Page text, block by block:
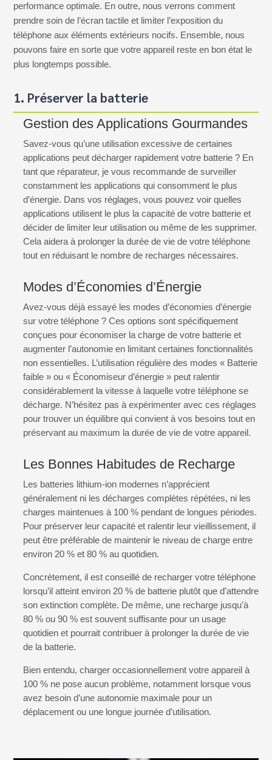
performance optimale. En outre, nous verrons comment
prendre soin de l’écran tactile et limiter l’exposition du
téléphone aux éléments extérieurs nocifs. Ensemble, nous
pouvons faire en sorte que votre appareil reste en bon état le
plus longtemps possible.
1. Préserver la batterie
Gestion des Applications Gourmandes
Savez-vous qu’une utilisation excessive de certaines
applications peut décharger rapidement votre batterie ? En
tant que réparateur, je vous recommande de surveiller
constamment les applications qui consomment le plus
d’énergie. Dans vos réglages, vous pouvez voir quelles
applications utilisent le plus la capacité de votre batterie et
décider de limiter leur utilisation ou même de les supprimer.
Cela aidera à prolonger la durée de vie de votre téléphone
tout en réduisant le nombre de recharges nécessaires.
Modes d’Économies d’Énergie
Avez-vous déjà essayé les modes d’économies d’énergie
sur votre téléphone ? Ces options sont spécifiquement
conçues pour économiser la charge de votre batterie et
augmenter l’autonomie en limitant certaines fonctionnalités
non essentielles. L’utilisation régulière des modes « Batterie
faible » ou « Économiseur d’énergie » peut ralentir
considérablement la vitesse à laquelle votre téléphone se
décharge. N’hésitez pas à expérimenter avec ces réglages
pour trouver un équilibre qui convient à vos besoins tout en
préservant au maximum la durée de vie de votre appareil.
Les Bonnes Habitudes de Recharge
Les batteries lithium-ion modernes n’apprécient
généralement ni les décharges complètes répétées, ni les
charges maintenues à 100 % pendant de longues périodes.
Pour préserver leur capacité et ralentir leur vieillissement, il
peut être préférable de maintenir le niveau de charge entre
environ 20 % et 80 % au quotidien.
Concrètement, il est conseillé de recharger votre téléphone
lorsqu’il atteint environ 20 % de batterie plutôt que d’attendre
son extinction complète. De même, une recharge jusqu’à
80 % ou 90 % est souvent suffisante pour un usage
quotidien et pourrait contribuer à prolonger la durée de vie
de la batterie.
Bien entendu, charger occasionnellement votre appareil à
100 % ne pose aucun problème, notamment lorsque vous
avez besoin d’une autonomie maximale pour un
déplacement ou une longue journée d’utilisation.